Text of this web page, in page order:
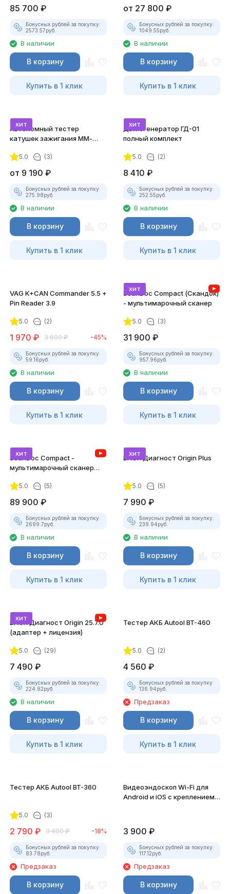
85 700 ₽
Бонусных рублей за покупку:
2573.57руб.
В наличии
В корзину
Купить в 1 клик
от 27 800 ₽
Бонусных рублей за покупку:
1049.55руб.
В наличии
В корзину
Купить в 1 клик
хит
Автономный тестер
катушек зажигания ММ-
комплект)
5.0 (3)
от 9 190 ₽
Бонусных рублей за покупку:
275.98руб.
В наличии
В корзину
Купить в 1 клик
хит
Дымогенератор ГД-01
полный комплект
5.0 (2)
8 410 ₽
Бонусных рублей за покупку:
252.55руб.
В наличии
В корзину
Купить в 1 клик
VAG K+CAN Commander 5.5 +
Pin Reader 3.9
5.0 (2)
1 970 ₽ 3 600 ₽ -45%
Бонусных рублей за покупку:
59.16руб.
В наличии
В корзину
Купить в 1 клик
хит
ScanDoc Compact (Скандок)
- мультимарочный сканер
5.0 (3)
31 900 ₽
Бонусных рублей за покупку:
957.96руб.
В наличии
В корзину
Купить в 1 клик
хит
ScanDoc Compact -
мультимарочный сканер
5.0 (5)
89 900 ₽
Бонусных рублей за покупку:
2699.7руб.
В наличии
В корзину
Купить в 1 клик
хит
ВАСЯ Диагност Origin Plus
5.0 (5)
7 990 ₽
Бонусных рублей за покупку:
239.94руб.
В наличии
В корзину
Купить в 1 клик
хит
ВАСЯ Диагност Origin 25.7.0
(адаптер + лицензия)
5.0 (29)
7 490 ₽
Бонусных рублей за покупку:
224.92руб.
В наличии
В корзину
Купить в 1 клик
Тестер АКБ Autool BT-460
5.0 (2)
4 560 ₽
Бонусных рублей за покупку:
136.94руб.
Предзаказ
В корзину
Купить в 1 клик
Тестер АКБ Autool BT-360
5.0 (3)
2 790 ₽ 3 400 ₽ -18%
Бонусных рублей за покупку:
83.78руб.
Предзаказ
В корзину
Видеоэндоскоп Wi-Fi для
Android и iOS с креплением
3 900 ₽
Бонусных рублей за покупку:
117.12руб.
Предзаказ
В корзину